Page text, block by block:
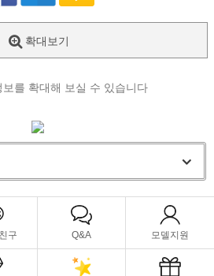
확대보기
보를 확대해 보실 수 있습니다
구 Q&A 모델지원